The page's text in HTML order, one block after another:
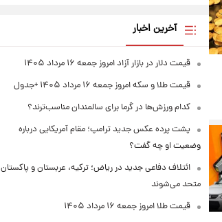
آخرین اخبار
قیمت دلار در بازار آزاد امروز جمعه ۱۶ مرداد ۱۴۰۵
قیمت طلا و سکه امروز جمعه ۱۶ مرداد ۱۴۰۵ +جدول
کدام ورزش‌ها در گرما برای سالمندان مناسب‌ترند؟
پشت پرده عکس جدید ترامپ؛ مقام آمریکایی درباره
وضعیت او چه گفت؟
ائتلاف دفاعی جدید در ریاض؛ ترکیه، عربستان و پاکستان
متحد می‌شوند
قیمت طلا امروز جمعه ۱۶ مرداد ۱۴۰۵